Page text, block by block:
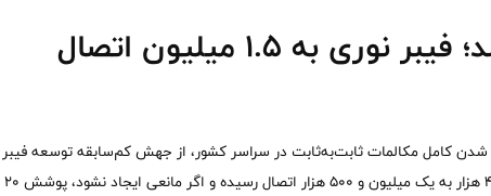
مکالمه ثابت رایگان شد؛ فیبر نوری به ۱.۵ میلیون اتصال
شدن کامل مکالمات ثابت‌به‌ثابت در سراسر کشور، از جهش کم‌سابقه توسعه فیبر
نوری خبر داد و گفت: اتصالات فیبر نوری از ۴۲۰ هزار به یک میلیون و ۵۰۰ هزار اتصال رسیده و اگر مانعی ایجاد نشود، پوشش ۲۰